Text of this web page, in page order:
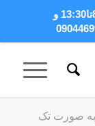
صورت تک
، ساعت کار 8:30تا13:30 و